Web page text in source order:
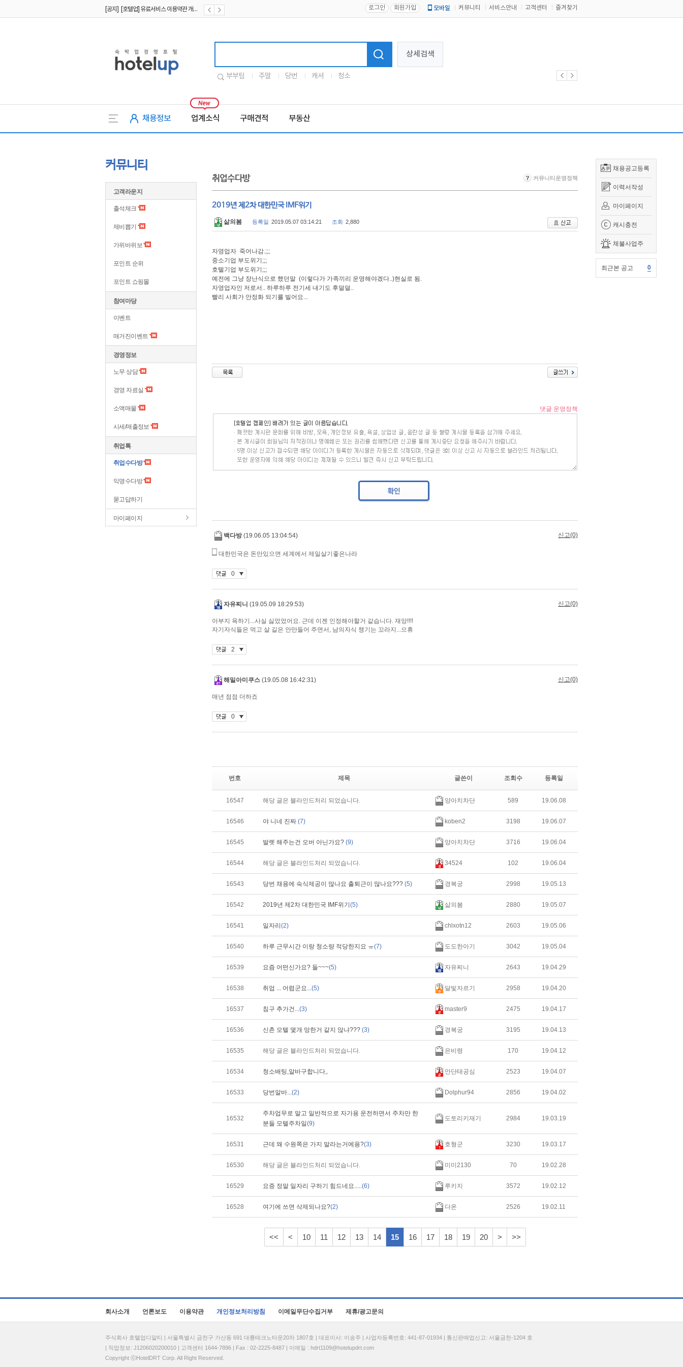
[공지] [호텔업] 유료서비스 이용약관 개정본2 (19.09.02) 로그인 회원가입 모바일 커뮤니티 서비스안내 고객센터 즐겨찾기
상세검색
부부팀 주말 당번 캐셔 청소
채용정보 업계소식 구매견적 부동산
채용공고등록
이력서작성
마이페이지
캐시충전
체불사업주
최근본 공고 0
커뮤니티
고객라운지
출석체크
제비뽑기
가위바위보
포인트 순위
포인트 쇼핑몰
참여마당
이벤트
매거진이벤트
경영정보
노무 상담
경영 자료실
소액매물
시세/매출정보
취업톡
취업수다방
익명수다방
묻고답하기
마이페이지
취업수다방 커뮤니티운영정책
2019년 제2차 대한민국 IMF위기
삶의봄 등록일 2019.05.07 03:14:21 조회 2,880
자영업자 죽어나감.;;;
중소기업 부도위기;;;
호텔기업 부도위기;;;
예전에 그냥 장난식으로 했던말 (이렇다가 가족끼리 운영해야겠다..)현실로 됨.
자영업자인 저로서.. 하루하루 전기세 내기도 후덜덜..
빨리 사회가 안정화 되기를 빌어요...
번호 제목 글쓴이 조회수 등록일
16547 해당 글은 블라인드처리 되었습니다. 양아치차단 589 19.06.08
16546 야 니네 진짜 (7) koben2 3198 19.06.07
16545 발렛 해주는건 오버 아닌가요? (9) 양아치차단 3716 19.06.04
16544 해당 글은 블라인드처리 되었습니다. 34524 102 19.06.04
16543 당번 채용에 숙식제공이 많나요 출퇴근이 많나요??? (5) 경복궁 2998 19.05.13
16542 2019년 제2차 대한민국 IMF위기 (5) 삶의봄 2880 19.05.07
16541 일자리 (2) chlxotn12 2603 19.05.06
16540 하루 근무시간 이랑 청소량 적당한지요 ㅠ(7) 도도한아기 3042 19.05.04
16539 요즘 어떤신가요? 들~~~(5) 자유찌니 2643 19.04.29
16538 취업 ... 어렵군요...(5) 달빛자르기 2958 19.04.20
16537 침구 추가건...(3) master9 2475 19.04.17
16536 신촌 모텔 몇개 망한거 같지 않냐??? (3) 경복궁 3195 19.04.13
16535 해당 글은 블라인드처리 되었습니다. 은비령 170 19.04.12
16534 청소배팅,알바구합니다,. 안단태공심 2523 19.04.07
16533 당번알바...(2) Dolphur94 2856 19.04.02
16532
주차업무로 말고 일반적으로 자가용 운전하면서 주차만 한
분들 모텔주차일(9)
도토리키재기 2984 19.03.19
16531 근데 왜 수원쪽은 가지 말라는거에용?(3) 호형군 3230 19.03.17
16530 해당 글은 블라인드처리 되었습니다. 미미2130 70 19.02.28
16529 요증 정말 일자리 구하기 힘드네요.....(6) 루키지 3572 19.02.12
16528 여기에 쓰면 삭제되나요?(2) 다온 2526 19.02.11
<< < 10 11 12 13 14 15 16 17 18 19 20 > >>
회사소개 언론보도 이용약관 개인정보처리방침 이메일무단수집거부 제휴/광고문의
주식회사 호텔업디알티 | 서울특별시 금천구 가산동 691 대륭테크노타운20차 1807호 | 대표이사: 이송주 | 사업자등록번호: 441-87-01934 | 통신판매업신고: 서울금천-1204 호
| 직업정보: J1206020200010 | 고객센터 1644-7896 | Fax : 02-2225-8487 | 이메일 : hdrt1109@hotelupdrt.com
Copyright ⓒHotelDRT Corp. All Right Reserved.